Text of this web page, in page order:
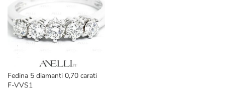
Fedina 5 diamanti 0,70 carati
F-VVS1